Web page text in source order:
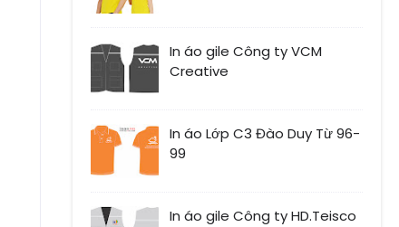
In áo gile Công ty VCM
Creative
In áo Lớp C3 Đào Duy Từ 96-
99
In áo gile Công ty HD.Teisco